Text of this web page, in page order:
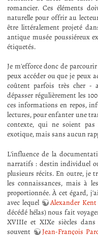
romancier. Ces éléments
naturelle pour offrir au
être littéralement projeté
antique musée poussiéreux
étiquetés.
Je m'efforce donc de
peux accéder ou que je peux
coûtent parfois très cher -
dépasser régulièrement les
ces informations en repos,
lectures, pour enfanter une
contexte, qui ne soient
exotique, mais sans aucun
L'influence de la
narratifs : destin individuel
plusieurs récits. En outre, je
les connaissances, mais à
proportionnée. À cet égard,
avec lequel
Alexander Kent
décédé hélas) nous fait
XVIIIe et XIXe siècles
souvent
Jean-François